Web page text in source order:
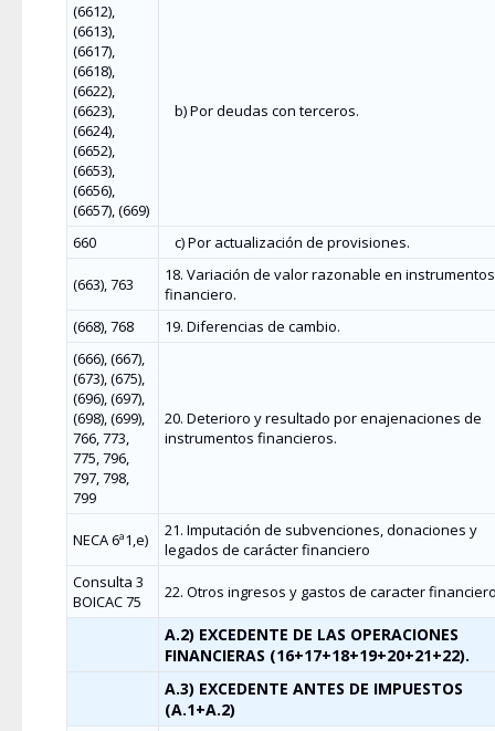
(6612),
(6613),
(6617),
(6618),
(6622),
(6623),
(6624),
(6652),
(6653),
(6656),
(6657), (669)
b) Por deudas con terceros.
660 c) Por actualización de provisiones.
(663), 763
18. Variación de valor razonable en instrumentos
financiero.
(668), 768
19. Diferencias de cambio.
(666), (667),
(673), (675),
(696), (697),
(698), (699),
766, 773,
775, 796,
797, 798,
799
20. Deterioro y resultado por enajenaciones de
instrumentos financieros.
NECA 6ª1,e)
21. Imputación de subvenciones, donaciones y
legados de carácter financiero
Consulta 3
BOICAC 75
22. Otros ingresos y gastos de caracter
A.2) EXCEDENTE DE LAS OPERACIONES
FINANCIERAS (16+17+18+19+20+21+22).
A.3) EXCEDENTE ANTES DE IMPUESTOS
(A.1+A.2)